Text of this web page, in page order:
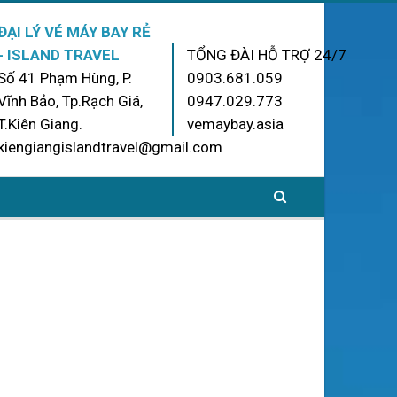
LÝ VÉ MÁY BAY RẺ
ISLAND TRAVEL
41 Phạm Hùng, P.
Bảo, Tp.Rạch Giá,
Giang.
TỔNG ĐÀI HỖ TRỢ 24/7
0903.681.059
0947.029.773
vemaybay.asia